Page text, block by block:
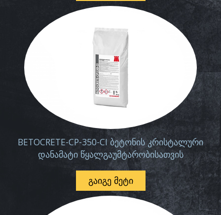
BETOCRETE-CP-350-CI ბეტონის კრისტალური
დანამატი წყალგაუმტარობისათვის
ᲒᲐᲘᲒᲔ ᲛᲔᲢᲘ